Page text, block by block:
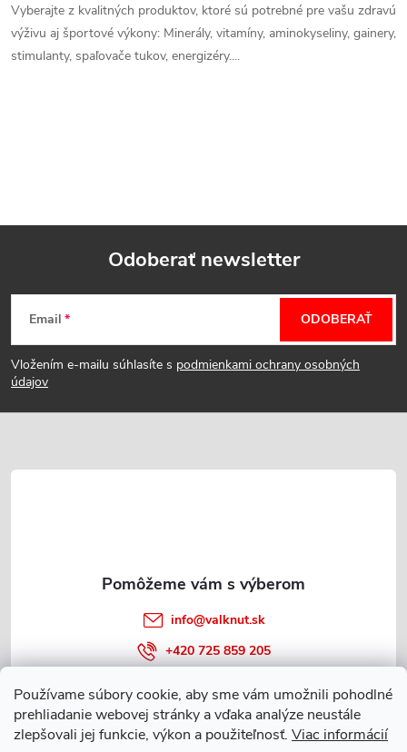
Používame súbory cookie, aby sme vám umožnili pohodlné
prehliadanie webovej stránky a vďaka analýze neustále
zlepšovali jej funkcie, výkon a použiteľnosť. Viac informácií
Vyberajte z kvalitných produktov, ktoré sú potrebné pre vašu zdravú
výživu aj športové výkony: Minerály, vitamíny, aminokyseliny, gainery,
stimulanty, spaľovače tukov, energizéry....
Z
á
p
t
Odoberať newsletter
Email
Vložením e-mailu súhlasíte s podmienkami ochrany osobných
údajov
ODOBERAŤ
Informácie o nákupe
info@valknut.sk
+420 725 859 205